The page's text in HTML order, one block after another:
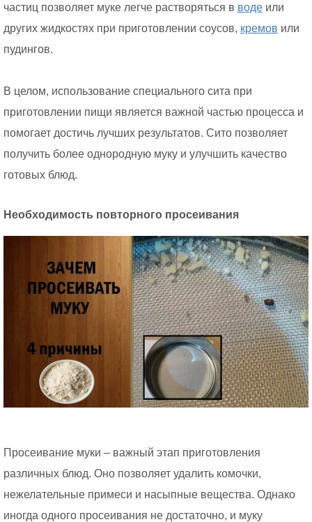
частиц позволяет муке легче растворяться в воде или
других жидкостях при приготовлении соусов, кремов или
пудингов.
В целом, использование специального сита при
приготовлении пищи является важной частью процесса и
помогает достичь лучших результатов. Сито позволяет
получить более однородную муку и улучшить качество
готовых блюд.
Необходимость повторного просеивания
Просеивание муки – важный этап приготовления
различных блюд. Оно позволяет удалить комочки,
нежелательные примеси и насыпные вещества. Однако
иногда одного просеивания не достаточно, и муку